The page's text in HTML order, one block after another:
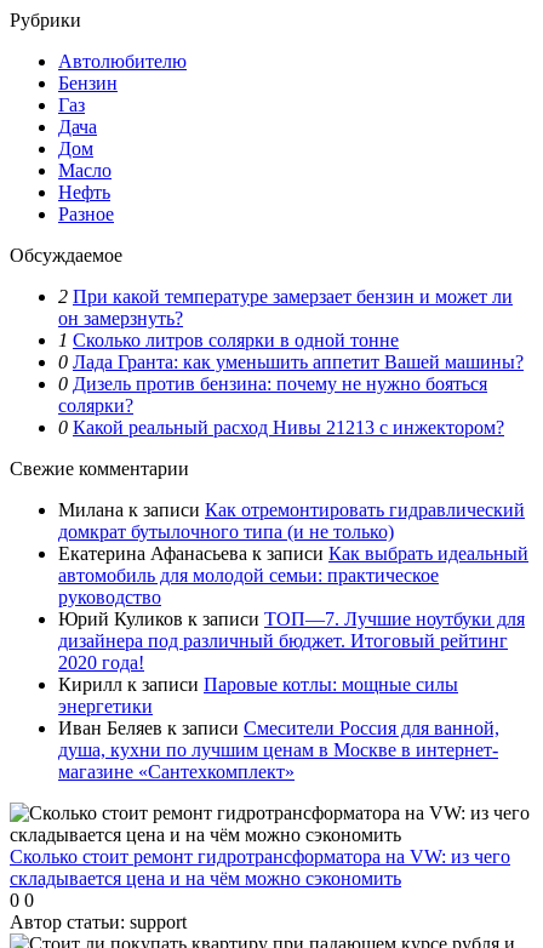
Рубрики
Автолюбителю
Бензин
Газ
Дача
Дом
Масло
Нефть
Разное
Обсуждаемое
2 При какой температуре замерзает бензин и может ли
он замерзнуть?
1 Сколько литров солярки в одной тонне
0 Лада Гранта: как уменьшить аппетит Вашей машины?
0 Дизель против бензина: почему не нужно бояться
солярки?
0 Какой реальный расход Нивы 21213 с инжектором?
Свежие комментарии
Милана к записи Как отремонтировать гидравлический
домкрат бутылочного типа (и не только)
Екатерина Афанасьева к записи Как выбрать идеальный
автомобиль для молодой семьи: практическое
руководство
Юрий Куликов к записи ТОП—7. Лучшие ноутбуки для
дизайнера под различный бюджет. Итоговый рейтинг
2020 года!
Кирилл к записи Паровые котлы: мощные силы
энергетики
Иван Беляев к записи Cмесители Россия для ванной,
душа, кухни по лучшим ценам в Москве в интернет-
магазине «Сантехкомплект»
Сколько стоит ремонт гидротрансформатора на VW: из чего
складывается цена и на чём можно сэкономить
0 0
Автор статьи: support